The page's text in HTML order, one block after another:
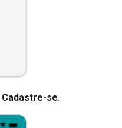
Cadastre-se.